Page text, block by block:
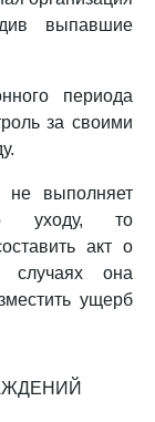
выпавшие
периода
за своими
не выполняет
уходу, то
акт о
случаях она
ущерб